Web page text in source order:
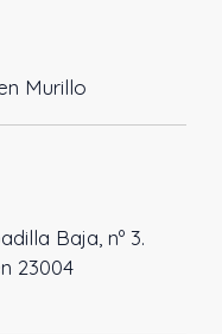
Murillo
Baja, nº 3.
23004